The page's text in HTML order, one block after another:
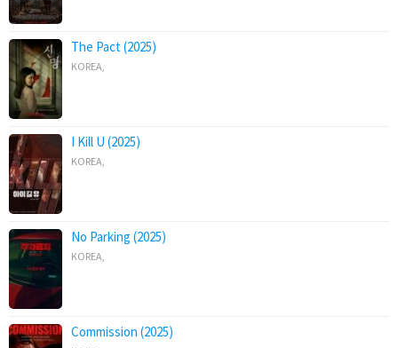
The Pact (2025)
KOREA
I Kill U (2025)
KOREA
No Parking (2025)
KOREA
Commission (2025)